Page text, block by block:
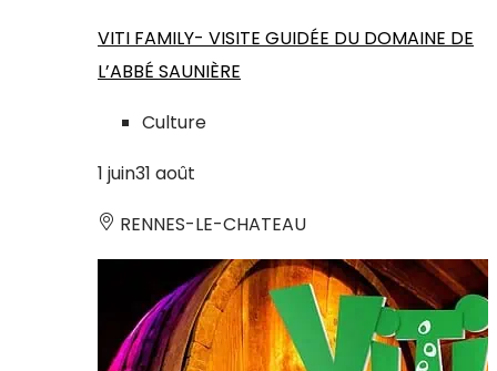
VITI FAMILY- VISITE GUIDÉE DU DOMAINE DE
L’ABBÉ SAUNIÈRE
Culture
1 juin31 août
RENNES-LE-CHATEAU